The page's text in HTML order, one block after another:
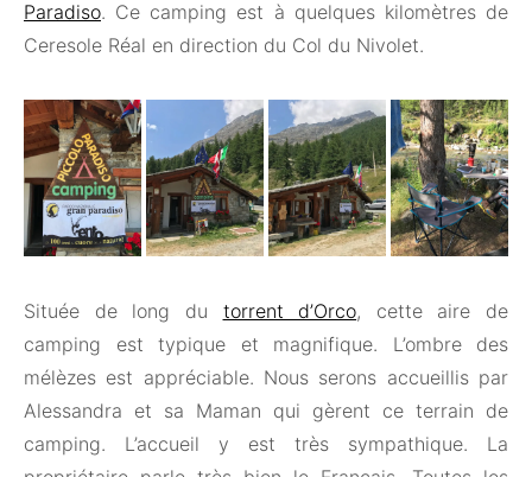
Paradiso. Ce camping est à quelques kilomètres de
Ceresole Réal en direction du Col du Nivolet.
Située de long du torrent d’Orco, cette aire de
camping est typique et magnifique. L’ombre des
mélèzes est appréciable. Nous serons accueillis par
Alessandra et sa Maman qui gèrent ce terrain de
camping. L’accueil y est très sympathique. La